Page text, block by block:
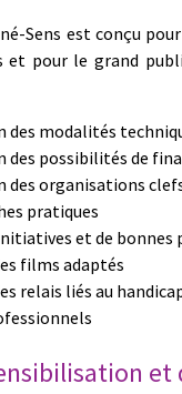
Sens est conçu
et pour le grand
modalités
des possibilités de
des organisations
pratiques
et de bonnes
films adaptés
relais liés au